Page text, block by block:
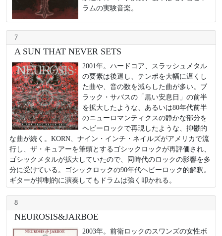
ラムの実験音楽。
7
A SUN THAT NEVER SETS
2001年。ハードコア、スラッシュメタル
の要素は後退し、テンポを大幅に遅くし
た曲や、音の数を減らした曲が多い。ブ
ラック・サバスの「黒い安息日」の前半
を拡大したような、あるいは80年代前半
のニューロマンティクスの静かな部分を
ヘビーロックで再現したような、抑鬱的
な曲が続く。KORN、ナイン・インチ・ネイルズがアメリカで流
行し、ザ・キュアーを筆頭とするゴシックロックが再評価され、
ゴシックメタルが拡大していたので、同時代のロックの影響を多
分に受けている。ゴシックロックの90年代ヘビーロック的解釈。
ギターが抑制的に演奏してもドラムは強く叩かれる。
8
NEUROSIS&JARBOE
2003年。前衛ロックのスワンズの女性ボ